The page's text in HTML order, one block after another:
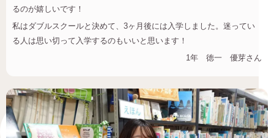
るのが嬉しいです！
私はダブルスクールと決めて、3ヶ月後には入学しました。迷ってい
る人は思い切って入学するのもいいと思います！
1年 徳一 優芽さん